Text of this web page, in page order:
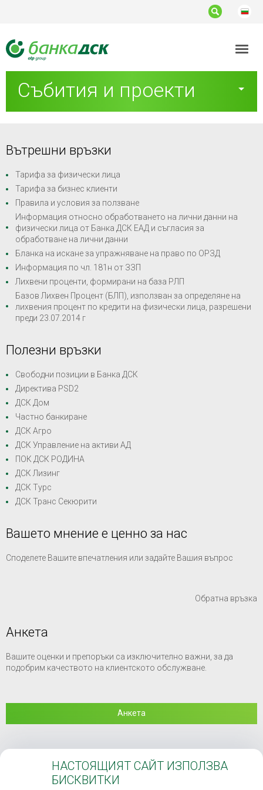
НАСТОЯЩИЯТ САЙТ ИЗПОЛЗВА
БИСКВИТКИ
Банка
Събития и проекти
Вътрешни връзки
Тарифа за физически лица
Тарифа за бизнес клиенти
Правила и условия за ползване
Информация относно обработването на лични данни на
физически лица от Банка ДСК ЕАД и съгласия за
обработване на лични данни
Бланка на искане за упражняване на право по ОРЗД
Информация по чл. 181н от ЗЗП
Лихвени проценти, формирани на база РЛП
Базов Лихвен Процент (БЛП), използван за определяне на
лихвения процент по кредити на физически лица, разрешени
преди 23.07.2014 г
Полезни връзки
Свободни позиции в Банка ДСК
Директива PSD2
ДСК Дом
Частно банкиране
ДСК Агро
ДСК Управление на активи АД
ПОК ДСК РОДИНА
ДСК Лизинг
ДСК Турс
ДСК Транс Секюрити
Вашето мнение е ценно за нас
Споделете Вашите впечатления или задайте Вашия въпрос
Обратна връзка
Анкета
Вашите оценки и препоръки са изключително важни, за да
подобрим качеството на клиентското обслужване.
Анкета